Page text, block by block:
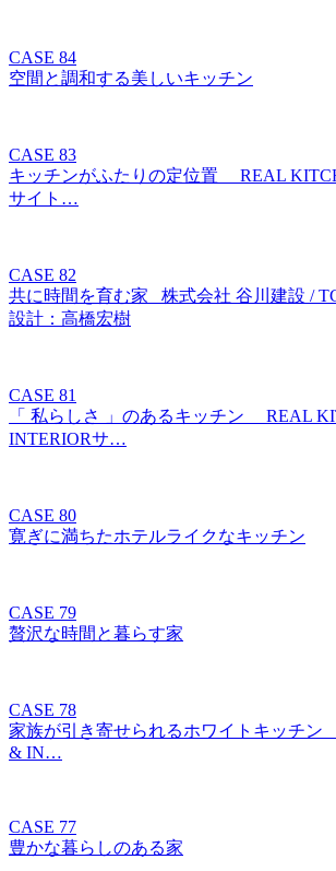
CASE 84
空間と調和する美しいキッチン
CASE 83
キッチンがふたりの定位置 REAL
サイト…
CASE 82
共に時間を育む家 株式会社 谷川建設 /
設計：高橋宏樹
CASE 81
「 私らしさ 」のあるキッチン REAL
INTERIORサ…
CASE 80
寛ぎに満ちたホテルライクなキッチン
CASE 79
贅沢な時間と暮らす家
CASE 78
家族が引き寄せられるホワイトキッチ
& IN…
CASE 77
豊かな暮らしのある家